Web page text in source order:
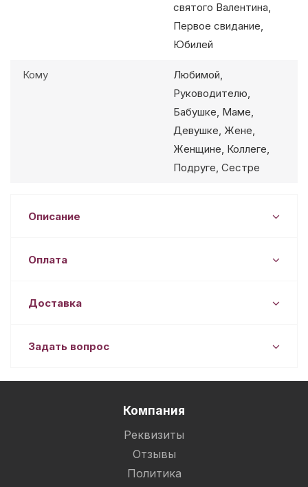
святого Валентина,
Первое свидание,
Юбилей
Кому
Любимой,
Руководителю,
Бабушке, Маме,
Девушке, Жене,
Женщине, Коллеге,
Подруге, Сестре
Описание
Оплата
Доставка
Задать вопрос
Компания
Реквизиты
Отзывы
Политика